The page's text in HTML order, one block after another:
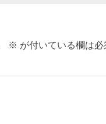
※ が付いている欄は